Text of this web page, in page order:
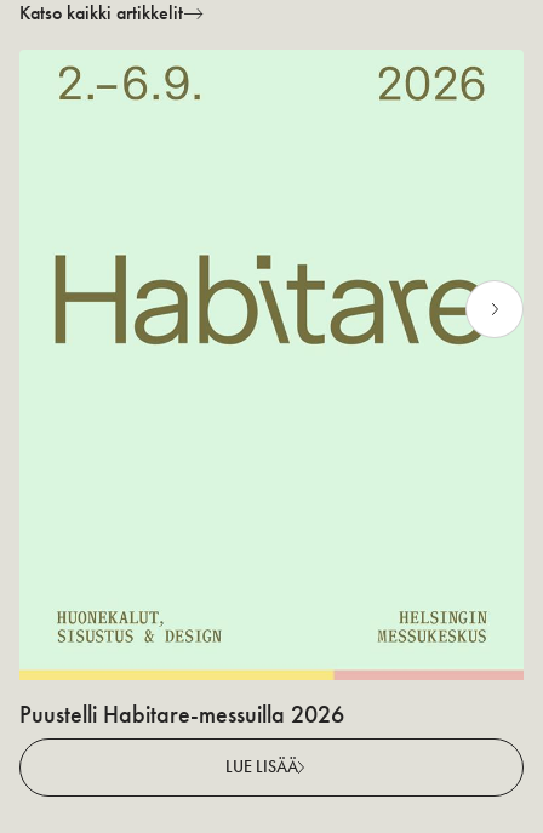
Katso kaikki artikkelit
Puustelli Habitare-messuilla 2026
LUE LISÄÄ